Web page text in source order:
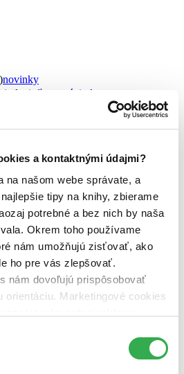
a kontaktnými údajmi?
na našom webe správate, a
tipy na knihy, zbierame
potrebné a bez nich by naša
Okrem toho používame
nám umožňujú zisťovať, ako
ho pre vás zlepšovať.
nám dovoľujú prispôsobovať
orientáciu. Marketingové cookies
mohli používať všetky tieto
novinky
zľavnené tituly
(0 titulov)na centrálnom sklade
pripravujeme
(0 titulov)
dostupná (bez
(0 titulov)čítaná - výborný stav
(0 titulov)čítaná - mierne
kníh (0 titulov)čítané verzie